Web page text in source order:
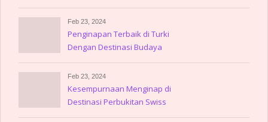
Feb 23, 2024
Penginapan Terbaik di Turki
Dengan Destinasi Budaya
Memukau
Feb 23, 2024
Kesempurnaan Menginap di
Destinasi Perbukitan Swiss